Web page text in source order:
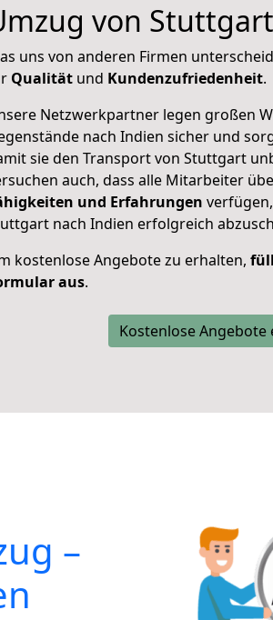
von
uns von anderen Firmen
Qualität und Kundenzufriedenheit.
Netzwerkpartner legen großen
nach Indien sicher und
sie den Transport von Stuttgart
auch, dass alle Mitarbeiter
und Erfahrungen
nach Indien erfolgreich
kostenlose Angebote zu erhalten,
aus.
Kostenlose Angebote
–